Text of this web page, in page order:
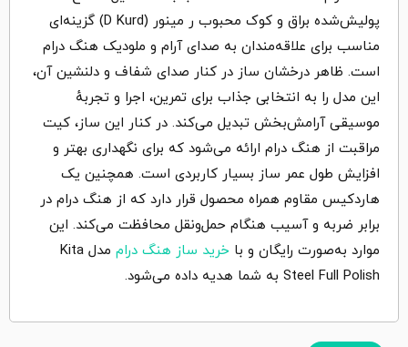
پولیش‌شده براق و کوک محبوب ر مینور (D Kurd) گزینه‌ای
مناسب برای علاقه‌مندان به صدای آرام و ملودیک هنگ درام
است. ظاهر درخشان ساز در کنار صدای شفاف و دلنشین آن،
این مدل را به انتخابی جذاب برای تمرین، اجرا و تجربهٔ
موسیقی آرامش‌بخش تبدیل می‌کند. در کنار این ساز، کیت
مراقبت از هنگ درام ارائه می‌شود که برای نگهداری بهتر و
افزایش طول عمر ساز بسیار کاربردی است. همچنین یک
هاردکیس مقاوم همراه محصول قرار دارد که از هنگ درام در
برابر ضربه و آسیب هنگام حمل‌ونقل محافظت می‌کند. این
موارد به‌صورت رایگان و با خرید ساز هنگ درام
مدل Kita
Steel Full Polish به شما هدیه داده می‌شود.